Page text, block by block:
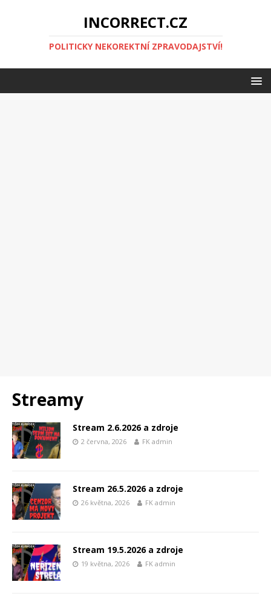
INCORRECT.CZ
POLITICKY NEKOREKTNÍ ZPRAVODAJSTVÍ!
Streamy
Stream 2.6.2026 a zdroje
2 června, 2026 FK admin
Stream 26.5.2026 a zdroje
26 května, 2026 FK admin
Stream 19.5.2026 a zdroje
19 května, 2026 FK admin